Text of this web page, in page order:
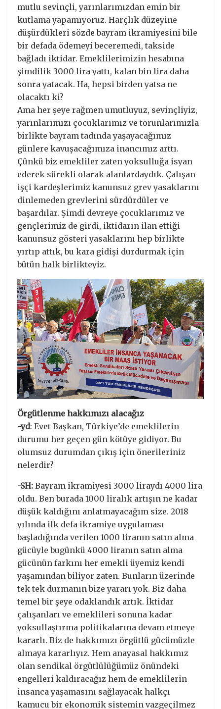
mutlu sevinçli, yarınlarımızdan emin bir
kutlama yapamıyoruz. Harçlık düzeyine
düşürdükleri sözde bayram ikramiyesini bile
bir defada ödemeyi beceremedi, takside
bağladı iktidar. Emeklilerimizin hesabına
şimdilik 3000 lira yattı, kalan bin lira daha
sonra yatacak. Ha, hepsi birden yatsa ne
olacaktı ki?
Ama her şeye rağmen umutluyuz, sevinçliyiz,
yarınlarımızı çocuklarımız ve torunlarımızla
birlikte bayram tadında yaşayacağımız
günlere kavuşacağımıza inancımız arttı.
Çünkü biz emekliler zaten yoksulluğa isyan
ederek sürekli olarak alanlardaydık. Çalışan
işçi kardeşlerimiz kanunsuz grev yasaklarını
dinlemeden grevlerini sürdürdüler ve
başardılar. Şimdi devreye çocuklarımız ve
gençlerimiz de girdi, iktidarın ilan ettiği
kanunsuz gösteri yasaklarını hep birlikte
yırtıp attık, bu kara gidişi durdurmak için
bütün halk birlikteyiz.
Örgütlenme hakkımızı alacağız
-yd: Evet Başkan, Türkiye’de emeklilerin
durumu her geçen gün kötüye gidiyor. Bu
olumsuz durumdan çıkış için önerileriniz
nelerdir?
-SH: Bayram ikramiyesi 3000 liraydı 4000 lira
oldu. Ben burada 1000 liralık artışın ne kadar
düşük kaldığını anlatmayacağım size. 2018
yılında ilk defa ikramiye uygulaması
başladığında verilen 1000 liranın satın alma
gücüyle bugünkü 4000 liranın satın alma
gücünün farkını her emekli üyemiz kendi
yaşamından biliyor zaten. Bunların üzerinde
tek tek durmanın bize yararı yok. Biz daha
temel bir şeye odaklandık artık. İktidar
çalışanları ve emeklileri sonuna kadar
yoksullaştırma politikalarına devam etmeye
kararlı. Biz de hakkımızı örgütlü gücümüzle
almaya kararlıyız. Hem anayasal hakkımız
olan sendikal örgütlülüğümüz önündeki
engelleri kaldıracağız hem de emeklilerin
insanca yaşamasını sağlayacak halkçı
kamucu bir ekonomik sistemin vazgeçilmez